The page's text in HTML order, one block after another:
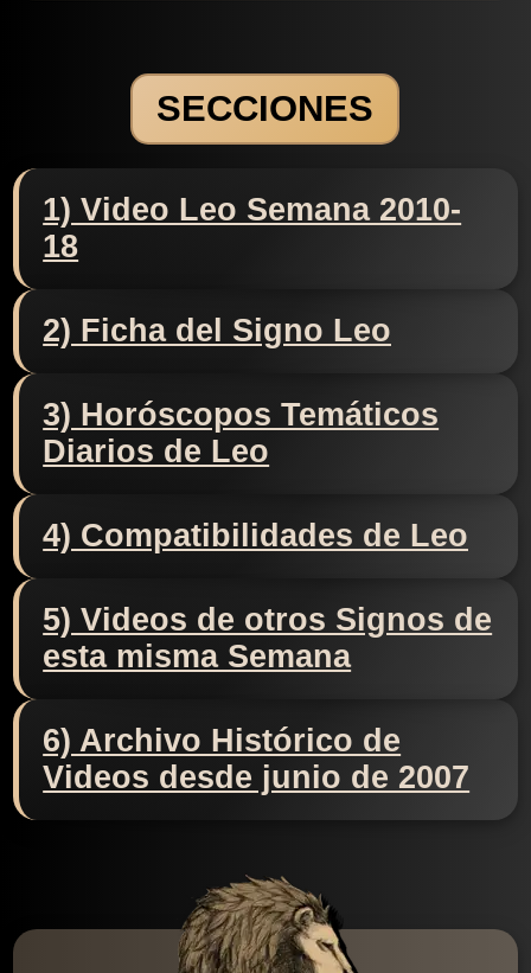
SECCIONES
1) Video Leo Semana 2010-
18
2) Ficha del Signo Leo
3) Horóscopos Temáticos
Diarios de Leo
4) Compatibilidades de Leo
5) Videos de otros Signos de
esta misma Semana
6) Archivo Histórico de
Videos desde junio de 2007